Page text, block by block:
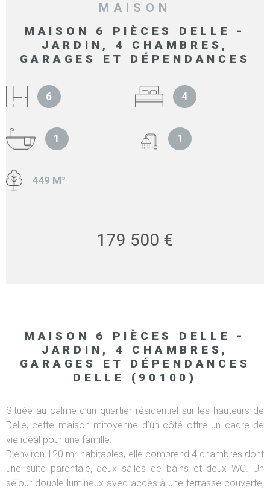
MAISON
MAISON 6 PIÈCES DELLE -
JARDIN, 4 CHAMBRES,
GARAGES ET DÉPENDANCES
6 4
1 1
449 M²
179 500 €
MAISON 6 PIÈCES DELLE -
JARDIN, 4 CHAMBRES,
GARAGES ET DÉPENDANCES
DELLE (90100)
Située au calme d’un quartier résidentiel sur les hauteurs de
Delle, cette maison mitoyenne d’un côté offre un cadre de
vie idéal pour une famille.
D’environ 120 m² habitables, elle comprend 4 chambres dont
une suite parentale, deux salles de bains et deux WC. Un
séjour double lumineux avec accès à une terrasse couverte,